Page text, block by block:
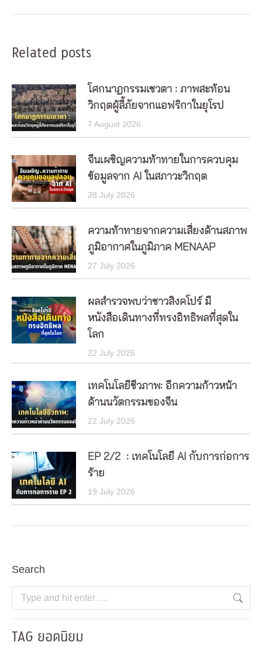
Related posts
โศกนาฏกรรมเซวตา : ภาพสะท้อน
วิกฤตผู้ลี้ภัยจากแอฟริกาในยุโรป
7 August 2026
จีนเผชิญความท้าทายในการควบคุม
ข้อมูลจาก AI ในสภาวะวิกฤต
28 July 2026
ความท้าทายจากความเสี่ยงด้านสภาพ
ภูมิอากาศในภูมิภาค MENAAP
27 July 2026
ผลสำรวจพบว่าชาวสิงคโปร์ มี
หนังสือเดินทางที่ทรงอิทธิพลที่สุดใน
โลก
22 July 2026
เทคโนโลยีชีวภาพ: อีกความก้าวหน้า
ด้านนวัตกรรมของจีน
22 July 2026
EP 2/2 : เทคโนโลยี AI กับการก่อการ
ร้าย
19 July 2026
Search
Search:
TAG ยอดนิยม